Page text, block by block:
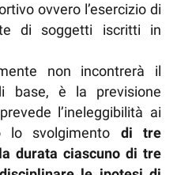
ovvero l’esercizio di
di soggetti iscritti in
non incontrerà il
base, è la previsione
l’ineleggibilità ai
lo svolgimento di tre
durata ciascuno di tre